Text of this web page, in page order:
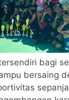
bagi
bersaing